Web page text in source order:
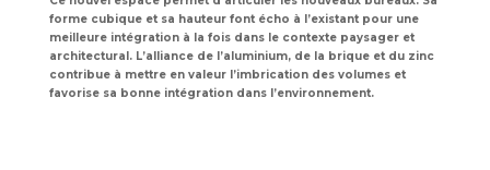
forme cubique et sa hauteur font écho à l’existant pour une
meilleure intégration à la fois dans le contexte paysager et
architectural. L’alliance de l’aluminium, de la brique et du zinc
contribue à mettre en valeur l’imbrication des volumes et
favorise sa bonne intégration dans l’environnement.